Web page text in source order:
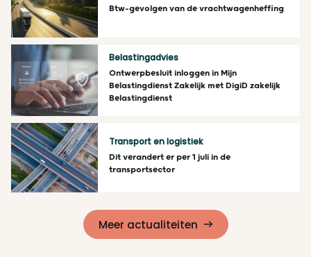
Lees meer
Btw-gevolgen van de vrachtwagenheffing
Lees meer
Belastingadvies
Ontwerpbesluit inloggen in Mijn
Belastingdienst Zakelijk met DigiD zakelijk
Belastingdienst
Transport en logistiek
Dit verandert er per 1 juli in de
transportsector
Meer actualiteiten